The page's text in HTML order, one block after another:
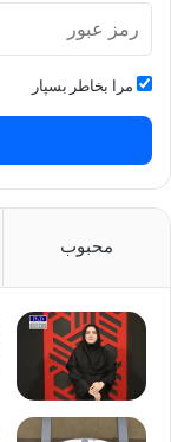
مرا بخاطر بسپار
محبوب